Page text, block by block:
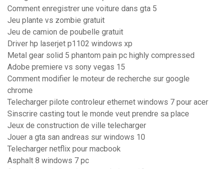
Comment enregistrer une voiture dans gta 5
Jeu plante vs zombie gratuit
Jeu de camion de poubelle gratuit
Driver hp laserjet p1102 windows xp
Metal gear solid 5 phantom pain pc highly compressed
Adobe premiere vs sony vegas 15
Comment modifier le moteur de recherche sur google
chrome
Telecharger pilote controleur ethernet windows 7 pour acer
Sinscrire casting tout le monde veut prendre sa place
Jeux de construction de ville telecharger
Jouer a gta san andreas sur windows 10
Telecharger netflix pour macbook
Asphalt 8 windows 7 pc